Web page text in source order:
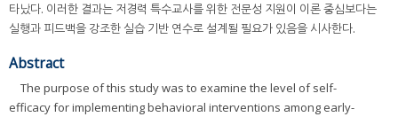
타났다. 이러한 결과는 저경력 특수교사를 위한 전문성 지원이 이론 중심보다는
실행과 피드백을 강조한 실습 기반 연수로 설계될 필요가 있음을 시사한다.
Abstract
The purpose of this study was to examine the level of self-
efficacy for implementing behavioral interventions among early-